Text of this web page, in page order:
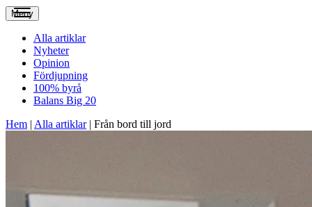
Meny
Alla artiklar
Nyheter
Opinion
Fördjupning
100% byrå
Balans Big 20
Hem | Alla artiklar| Från bord till jord